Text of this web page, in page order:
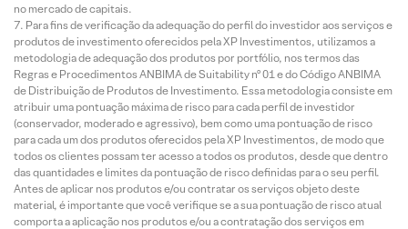
no mercado de capitais.
Para fins de verificação da adequação do perfil do investidor aos serviços e
produtos de investimento oferecidos pela XP Investimentos, utilizamos a
metodologia de adequação dos produtos por portfólio, nos termos das
Regras e Procedimentos ANBIMA de Suitability nº 01 e do Código ANBIMA
de Distribuição de Produtos de Investimento. Essa metodologia consiste em
atribuir uma pontuação máxima de risco para cada perfil de investidor
(conservador, moderado e agressivo), bem como uma pontuação de risco
para cada um dos produtos oferecidos pela XP Investimentos, de modo que
todos os clientes possam ter acesso a todos os produtos, desde que dentro
das quantidades e limites da pontuação de risco definidas para o seu perfil.
Antes de aplicar nos produtos e/ou contratar os serviços objeto deste
material, é importante que você verifique se a sua pontuação de risco atual
comporta a aplicação nos produtos e/ou a contratação dos serviços em